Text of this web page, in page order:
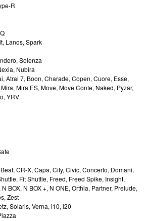
R
Lanos, Spark
Solenza
Nubira
Atrai 7, Boon, Charade, Copen, Cuore, Esse,
Mira ES, Move, Move Conte, Naked, Pyzar,
YRV
CR-X, Capa, City, Civic, Concerto, Domani,
Fit Shuttle, Freed, Freed Spike, Insight,
BOX, N BOX +, N ONE, Orthia, Partner, Prelude,
Zest
Solaris, Verna, i10, i20